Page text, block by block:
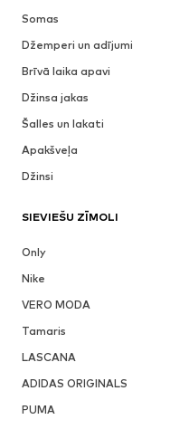
Somas
Džemperi un adījumi
Brīvā laika apavi
Džinsa jakas
Šalles un lakati
Apakšveļa
Džinsi
SIEVIEŠU ZĪMOLI
Only
Nike
VERO MODA
Tamaris
LASCANA
ADIDAS ORIGINALS
PUMA